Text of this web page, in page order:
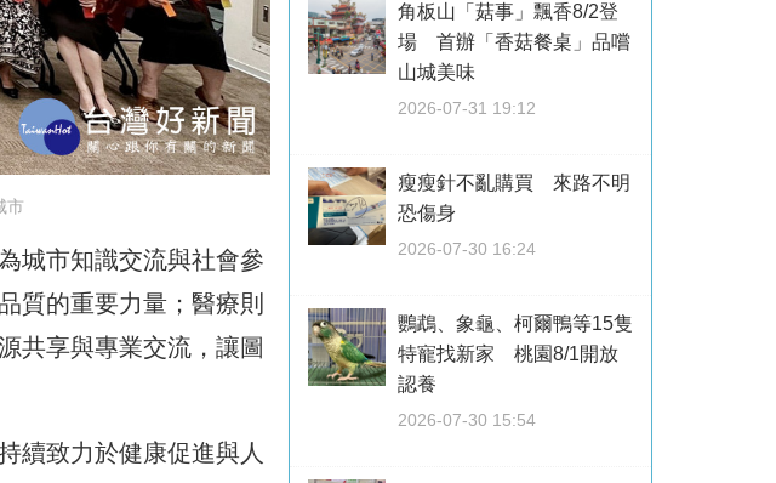
市
城市知識交流與社會參
質的重要力量；醫療則
共享與專業交流，讓圖
續致力於健康促進與人
角板山「菇事」飄香8/2登
場 首辦「香菇餐桌」品嚐
山城美味
2026-07-31 19:12
瘦瘦針不亂購買 來路不明
恐傷身
2026-07-30 16:24
鸚鵡、象龜、柯爾鴨等15隻
特寵找新家 桃園8/1開放
認養
2026-07-30 15:54